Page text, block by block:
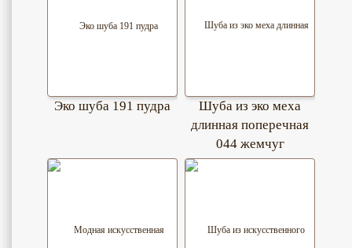
Эко шуба 191 пудра
Шуба из эко меха
длинная поперечная
044 жемчуг